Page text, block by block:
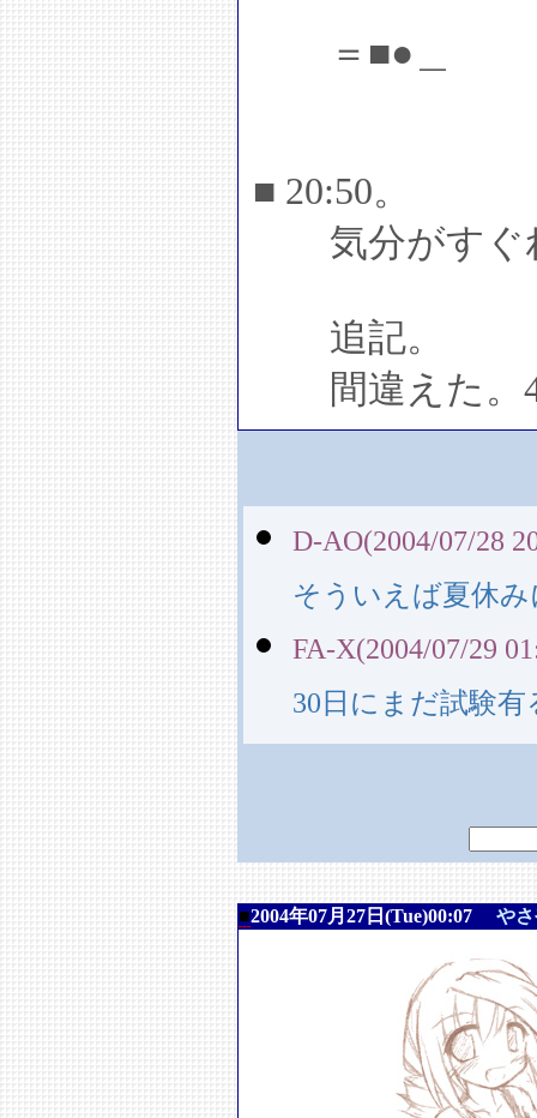
＝■●＿
■ 20:50。
気分がすぐ
追記。
間違えた。
D-AO(2004/07/28
そういえば夏休
FA-X(2004/07/29
30日にまだ試験
■2004年07月27日(Tue)00:07 や